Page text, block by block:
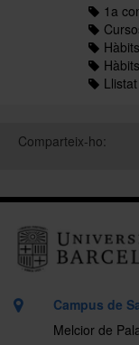
1a
Comparteix-ho:
Campus de
Melcior de